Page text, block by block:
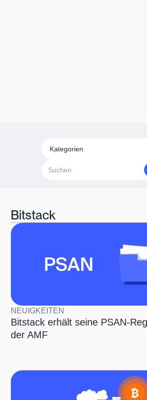
Kategorien
Bitstack
NEUIGKEITEN
Bitstack erhält seine PSAN-
der AMF